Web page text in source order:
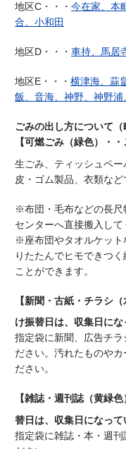
地区C・・・今在家、本
合、小和田
地区D・・・車持、馬居
地区E・・・横津海、蒜
飯、音海、神野、神野
ごみの出し方について（
【可燃ごみ（緑色）・・
生ごみ、ティッシュペー
皮・ゴム製品、衣類など
※布団・毛布などの長尺
センターへ直接搬入して
※座布団やタオルケット
りたたんでヒモできつ
ことができます。
【新聞・古紙・チラシ
け振替日は、収集日にな
指定袋に新聞、広告チ
ださい。汚れたものや
ださい。
【雑誌・週刊誌（黄緑
替日は、収集日になって
指定袋に雑誌・本・週